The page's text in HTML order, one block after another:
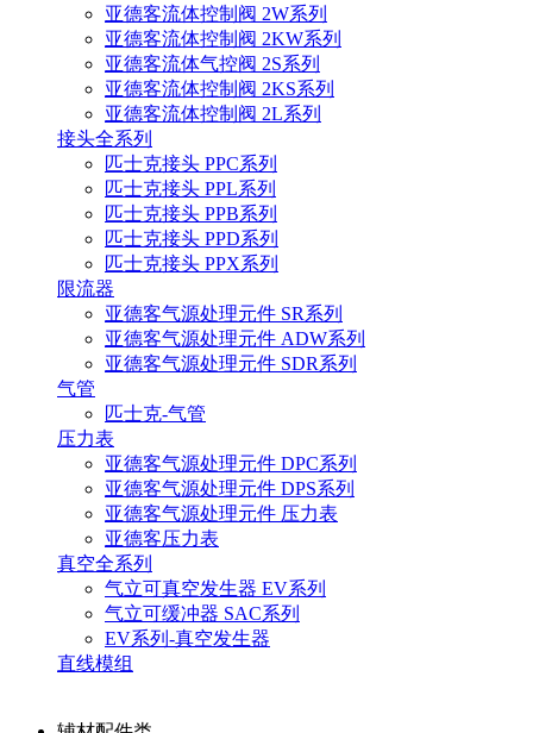
亚德客流体控制阀 2W系列
亚德客流体控制阀 2KW系列
亚德客流体气控阀 2S系列
亚德客流体控制阀 2KS系列
亚德客流体控制阀 2L系列
接头全系列
匹士克接头 PPC系列
匹士克接头 PPL系列
匹士克接头 PPB系列
匹士克接头 PPD系列
匹士克接头 PPX系列
限流器
亚德客气源处理元件 SR系列
亚德客气源处理元件 ADW系列
亚德客气源处理元件 SDR系列
气管
匹士克-气管
压力表
亚德客气源处理元件 DPC系列
亚德客气源处理元件 DPS系列
亚德客气源处理元件 压力表
亚德客压力表
真空全系列
气立可真空发生器 EV系列
气立可缓冲器 SAC系列
EV系列-真空发生器
直线模组